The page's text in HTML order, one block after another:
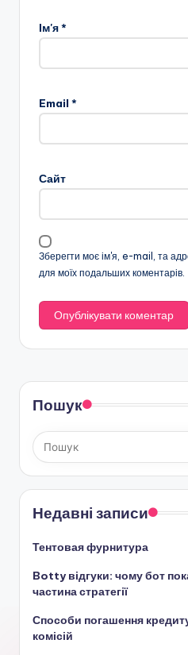
Ім'я*
Email *
Сайт
Зберегти моє ім'я, e-mail, та
для моїх подальших коментарів.
Пошук
Недавні записи
Тентовая фурнитура
Botty відгуки: чому бот
частина стратегії
Способи погашення
комісій